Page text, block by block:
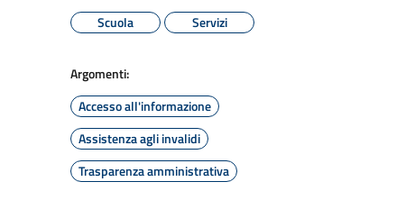
Scuola
Servizi
Argomenti:
Accesso all'informazione
Assistenza agli invalidi
Trasparenza amministrativa